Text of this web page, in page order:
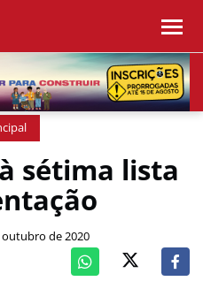
sétima lista
outubro de 2020